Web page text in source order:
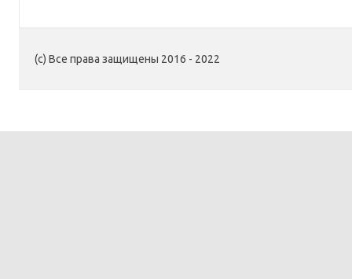
(c) Все права защищены 2016 - 2022